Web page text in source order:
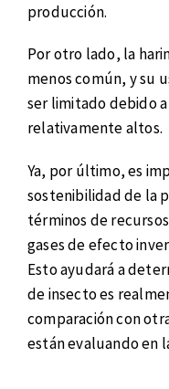
producción.
Por otro lado, la
menos común, y su
ser limitado debido
relativamente altos.
Ya, por último, es
sostenibilidad de la
términos de
gases de efecto
Esto ayudará a
de insecto es
comparación con
están evaluando en